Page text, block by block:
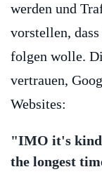
werden und
vorstellen,
folgen wolle.
vertrauen,
Websites:
"IMO it's
the longest